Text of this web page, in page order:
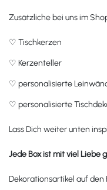
Zusätzliche bei uns im
♡ Tischkerzen
♡ Kerzenteller
♡ personalisierte
♡ personalisierte
Lass Dich weiter unten
Jede Box ist mit viel Liebe
Dekorationsartikel auf